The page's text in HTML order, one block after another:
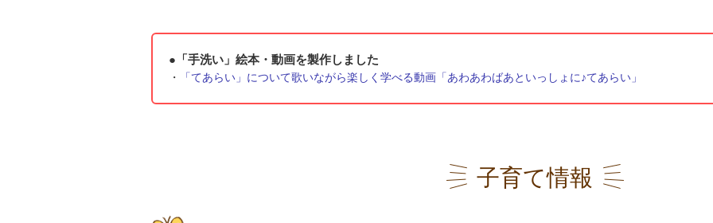
「手洗い」絵本・動画を製作しました
「てあらい」について歌いながら楽しく学べる動画「あわあわばあといっしょに♪てあらい」
子育て情報